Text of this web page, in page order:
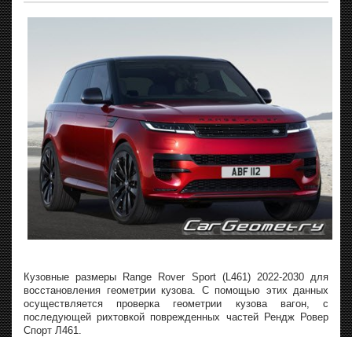
Кузовные размеры Range Rover Sport (L461) 2022-2030 для
восстановления геометрии кузова. С помощью этих данных
осуществляется проверка геометрии кузова вагон, с
последующей рихтовкой поврежденных частей Рендж Ровер
Спорт Л461.